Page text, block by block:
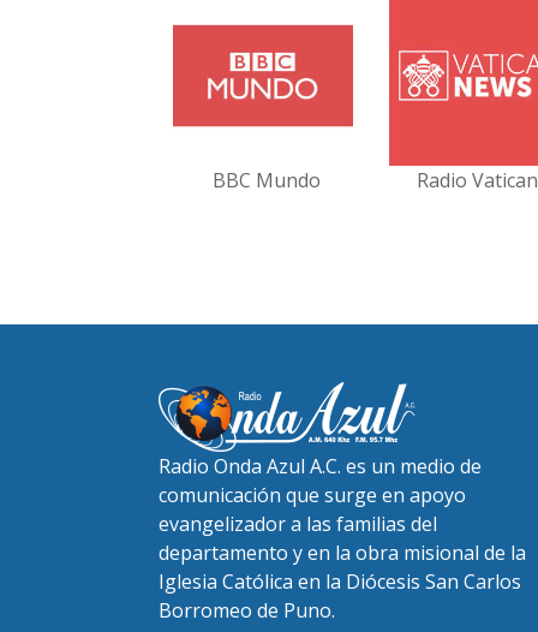
BBC Mundo Radio
Radio Onda Azul A.C. es un medio de
comunicación que surge en apoyo
evangelizador a las familias del
departamento y en la obra misional de la
Iglesia Católica en la Diócesis San Carlos
Borromeo de Puno.